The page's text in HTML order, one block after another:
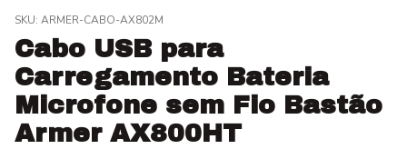
SKU: ARMER-CABO-AX802M
Cabo USB para
Carregamento Bateria
Microfone sem Fio Bastão
Armer AX800HT